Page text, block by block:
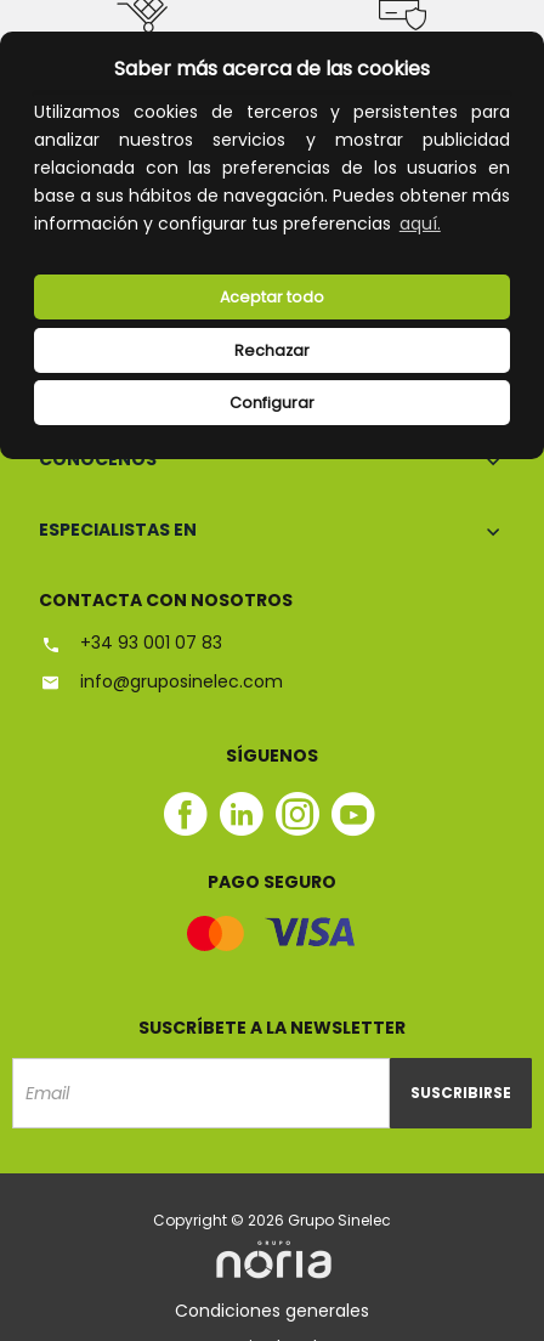
Saber más acerca de las cookies
Utilizamos cookies de terceros y persistentes para
analizar nuestros servicios y mostrar publicidad
relacionada con las preferencias de los usuarios en
base a sus hábitos de navegación. Puedes obtener más
información y configurar tus preferencias aquí.
Configurar
Rechazar
Aceptar todo
Devoluciones Pago seguro
Atención al cliente
CONÓCENOS
ESPECIALISTAS EN
CONTACTA CON NOSOTROS
+34 93 001 07 83
info@gruposinelec.com
SÍGUENOS
Facebook
Linkedin
Instagram
Youtube
PAGO SEGURO
SUSCRÍBETE A LA NEWSLETTER
SUSCRIBIRSE
Copyright © 2026 Grupo Sinelec
Condiciones generales